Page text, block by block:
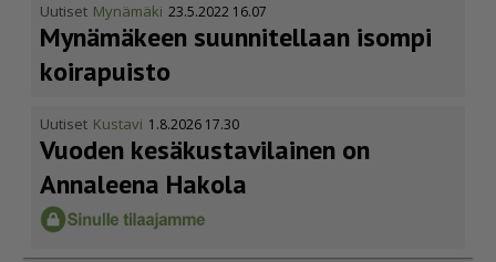
Uutiset Mynämäki 23.5.2022 16.07
Mynämäkeen suunnitellaan isompi
koirapuisto
Uutiset Kustavi 1.8.2026 17.30
Vuoden kesäkus­ta­vi­lainen on
Annaleena Hakola